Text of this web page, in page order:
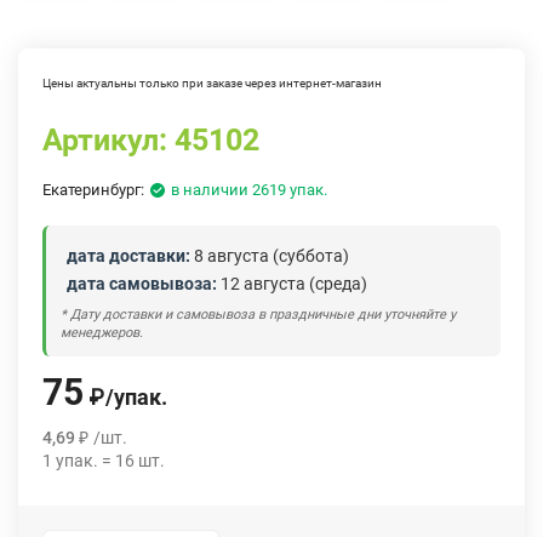
Цены актуальны только при заказе через интернет-магазин
Артикул: 45102
Екатеринбург: в наличии 2619 упак.
дата доставки: 8 августа (суббота)
дата самовывоза: 12 августа (среда)
* Дату доставки и самовывоза в праздничные дни уточняйте у
менеджеров.
75 ₽/упак.
4,69 ₽ /шт.
1 упак. = 16 шт.